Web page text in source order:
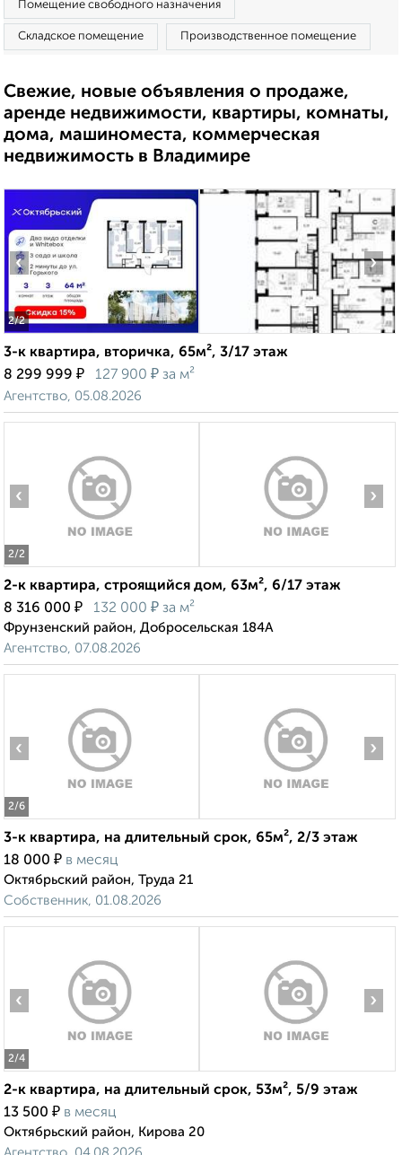
Помещение свободного назначения
Складское помещение Производственное помещение
Свежие, новые объявления о продаже,
аренде недвижимости, квартиры, комнаты,
дома, машиноместа, коммерческая
недвижимость в Владимире
2/2
‹ ›
3-к квартира, вторичка, 65м², 3/17 этаж
8 299 999 ₽ 127 900 ₽ за м²
Агентство, 05.08.2026
2/2
‹ ›
2-к квартира, строящийся дом, 63м², 6/17 этаж
8 316 000 ₽ 132 000 ₽ за м²
Фрунзенский район, Добросельская 184А
Агентство, 07.08.2026
2/6
‹ ›
3-к квартира, на длительный срок, 65м², 2/3 этаж
18 000 ₽ в месяц
Октябрьский район, Труда 21
Собственник, 01.08.2026
2/4
‹ ›
2-к квартира, на длительный срок, 53м², 5/9 этаж
13 500 ₽ в месяц
Октябрьский район, Кирова 20